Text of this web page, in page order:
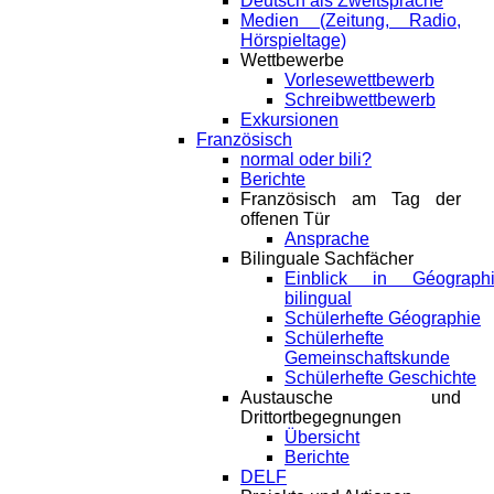
Medien (Zeitung, Radio,
Hörspieltage)
Wettbewerbe
Vorlesewettbewerb
Schreibwettbewerb
Exkursionen
Französisch
normal oder bili?
Berichte
Französisch am Tag der
offenen Tür
Ansprache
Bilinguale Sachfächer
Einblick in
bilingual
Schülerhefte Géographie
Schülerhefte
Gemeinschaftskunde
Schülerhefte Geschichte
Austausche und
Drittortbegegnungen
Übersicht
Berichte
DELF